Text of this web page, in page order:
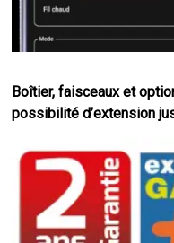
Boîtier, faisceaux et
possibilité d’extension